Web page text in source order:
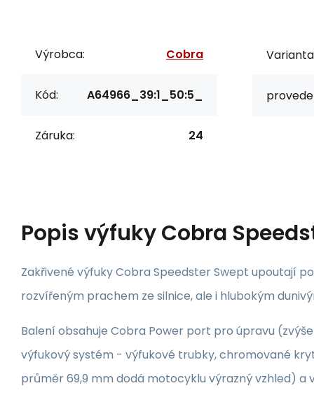
Výrobca: Cobra
Kód: A64966_39:1_50:5_
Záruka: 24
Popisvýfuky Cobra
Zakřivené výfuky Cobra Speedster Swept upoutají
rozvířeným prachem ze silnice, ale i hlubokým
Balení obsahuje Cobra Power port pro úpravu
výfukový systém - výfukové trubky, chromované
průměr 69,9 mm dodá motocyklu výrazný vzhled) a